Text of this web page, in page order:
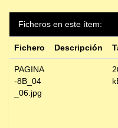
Ficheros en este ítem:
Fichero Descripción
PAGINA
-8B_04
_06.jpg